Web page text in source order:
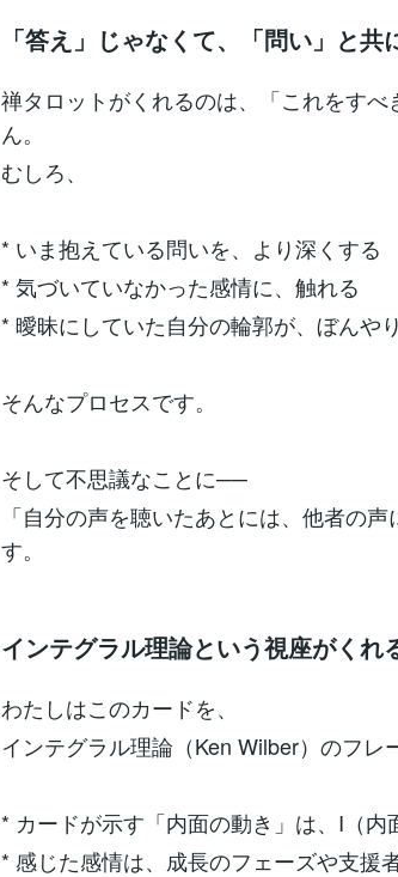
「答え」じゃなくて、「問い」と共
禅タロットがくれるのは、「これをす
ん。
むしろ、
* いま抱えている問いを、より深くする
* 気づいていなかった感情に、触れる
* 曖昧にしていた自分の輪郭が、ぼんや
そんなプロセスです。
そして不思議なことに──
「自分の声を聴いたあとには、他者の
す。
インテグラル理論という視座がくれ
わたしはこのカードを、
インテグラル理論（Ken Wilber）のフレ
* カードが示す「内面の動き」は、I（
* 感じた感情は、成長のフェーズや支援